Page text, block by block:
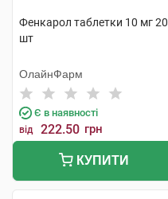
Фенкарол таблетки 10 мг 20
шт
ОлайнФарм
Є в наявності
від 222.50 грн
КУПИТИ